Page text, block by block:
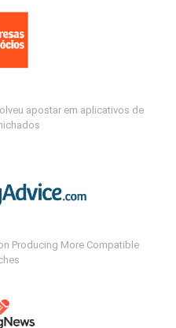
apostar em aplicativos de
Producing More Compatible